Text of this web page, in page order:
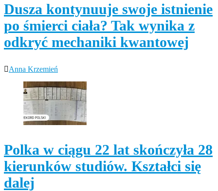
Dusza kontynuuje swoje istnienie
po śmierci ciała? Tak wynika z
odkryć mechaniki kwantowej
Anna Krzemień
Polka w ciągu 22 lat skończyła 28
kierunków studiów. Kształci się
dalej